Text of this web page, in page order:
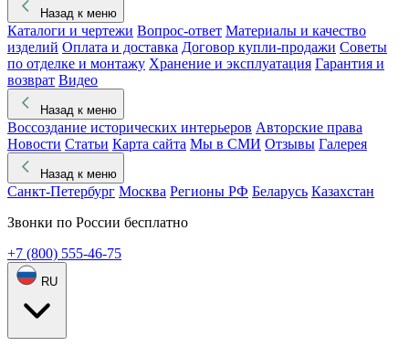
Назад к меню
Каталоги и чертежи Вопрос-ответ Материалы и качество
изделий Оплата и доставка Договор купли-продажи Советы
по отделке и монтажу Хранение и эксплуатация Гарантия и
возврат Видео
Назад к меню
Воссоздание исторических интерьеров Авторские права
Новости Статьи Карта сайта Мы в СМИ Отзывы Галерея
Назад к меню
Санкт-Петербург Москва Регионы РФ Беларусь Казахстан
Звонки по России бесплатно
+7 (800) 555-46-75
RU